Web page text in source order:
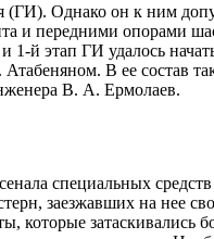
(ГИ). Однако он к ним
и передними опорами
1-й этап ГИ удалось
В ее состав
В. А. Ермолаев.
специальных
заезжавших на нее
которые затаскивались